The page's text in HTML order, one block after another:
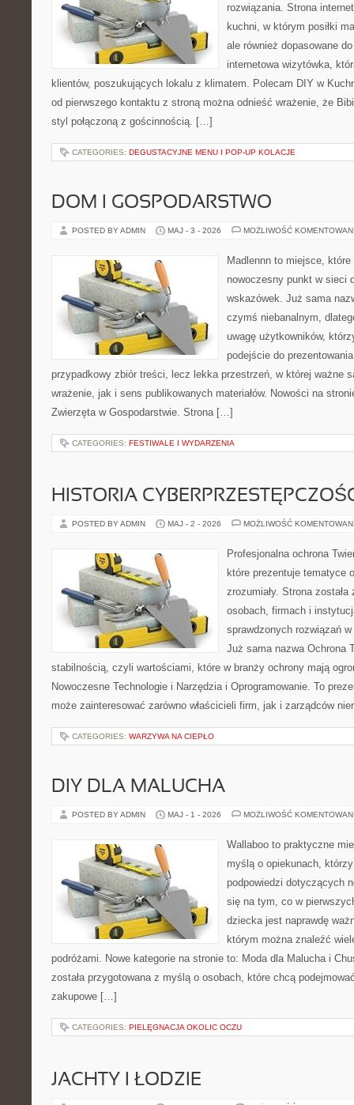
rozwiązania. Strona
kuchni, w którym posiłki
ale również dopasowane
internetowa wizytówka,
klientów, poszukujących lokalu z klimatem. Polecam DIY w
od pierwszego kontaktu z stroną można odnieść wrażenie, że
styl połączoną z gościnnością. […]
CATEGORIES: DEGUSTACYJNE MENU I POP-UP KOLACJE
DOM I GOSPODARSTWO
POSTED BY ADMIN MAJ - 3 - 2026 MOŻLIWOŚĆ
Madlennn to miejsce,
nowoczesny punkt w sieci
wskazówek. Już sama
czymś niebanalnym,
uwagę użytkowników,
podejście do
przypadkowy zbiór treści, lecz lekka przestrzeń, w której ważne
wrażenie, jak i sens publikowanych materiałów. Nowości na
Zwierzęta w Gospodarstwie. Strona […]
CATEGORIES: FESTIWALE I WYDARZENIA
HISTORIA
POSTED BY ADMIN MAJ - 2 - 2026 MOŻLIWOŚĆ
Profesjonalna ochrona
które prezentuje tematyce
zrozumiały. Strona
osobach, firmach i
sprawdzonych rozwiązań
Już sama nazwa Ochrona
stabilnością, czyli wartościami, które w branży ochrony mają
Nowoczesne Technologie i Narzędzia i Oprogramowanie. To
może zainteresować zarówno właścicieli firm, jak i zarządców
CATEGORIES: WARZYWA NA CIEPŁO
DIY DLA MALUCHA
POSTED BY ADMIN MAJ - 1 - 2026 MOŻLIWOŚĆ
Wallaboo to praktyczne
myślą o opiekunach,
podpowiedzi dotyczących
się na tym, co w
dziecka jest naprawdę
którym można znaleźć
podróżami. Nowe kategorie na stronie to: Moda dla Malucha i
została przygotowana z myślą o osobach, które chcą
zakupowe […]
CATEGORIES: PIELĘGNACJA OKOLIC OCZU
JACHTY I ŁODZIE